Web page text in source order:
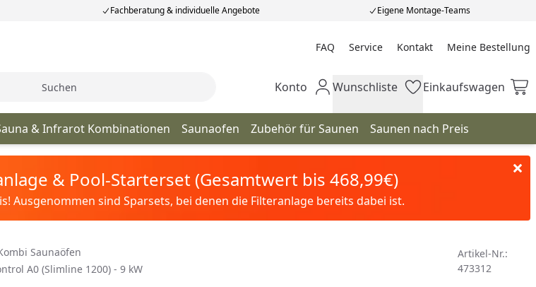
Fachberatung & individuelle Angebote Eigene Montage-Teams
FAQ Service Kontakt Meine Bestellung
Meine Bestellung
Mein Konto
Konto Wunschliste
Wunschliste Einkaufswagen
Einkaufswagen
& Infrarot Kombinationen Saunaofen Zubehör für Saunen Saunen nach Preis
& Pool-Starterset (Gesamtwert bis 468,99€)
Ausgenommen sind Sparsets, bei denen die Filteranlage bereits dabei ist.
Saunaöfen
A0 (Slimline 1200) - 9 kW
Artikel-Nr.:
473312